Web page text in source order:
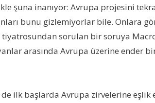
şuna inanıyor: Avrupa projesini
bunu gizlemiyorlar bile. Onlara
sorulan bir soruya
arasında Avrupa üzerine ender
ilk başlarda Avrupa zirvelerine